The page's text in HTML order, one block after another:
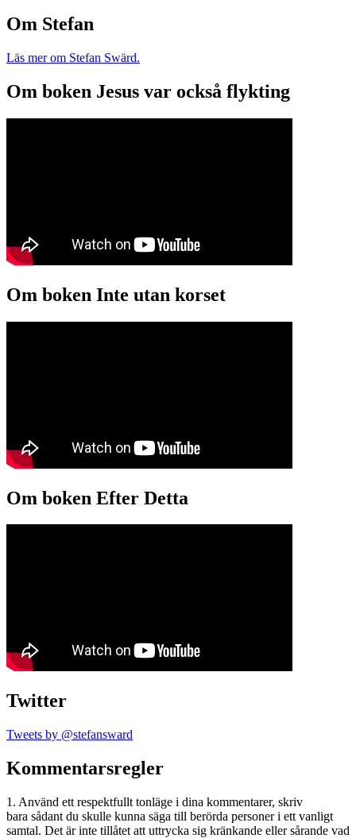
Om Stefan
Läs mer om Stefan Swärd.
Om boken Jesus var också flykting
Om boken Inte utan korset
Om boken Efter Detta
Twitter
Tweets by @stefansward
Kommentarsregler
1. Använd ett respektfullt tonläge i dina kommentarer, skriv
bara sådant du skulle kunna säga till berörda personer i ett vanligt
samtal. Det är inte tillåtet att uttrycka sig kränkande eller sårande vad